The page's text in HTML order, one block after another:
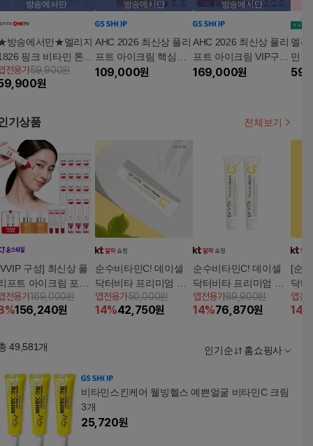
방송에서만
방송에서만★멜리지
핑크 비타민 톤업
크림 광폭발패키지
* 5 + 앰플미스트
전용가59,900원
원
방송에서만
AHC 2026 최신상 풀리
프트 아이크림 핵심구
성 (비타민 앰플 2개)
109,000원
방송에서만
AHC 2026 최신상 풀리
프트 아이크림 VIP구성
(비타민앰플2통)
169,000원
멜리
민
키지
기상품 전체보기
구성] 최신상 풀
프트 아이크림 포페
스 대 15통+중3통
리뉴 비타민앰플 2개
전용가169,000원
%156,240원
순수비타민C! 데이셀
닥터비타 프리미엄 비
타민C 크림 30ml 단품
앱전용가50,000원
14%42,750원
순수비타민C! 데이셀
닥터비타 프리미엄 비
타민C 크림 30ml × 2개
앱전용가89,900원
14%76,870원
[순
닥터
이트
앱전
14
49,581개 인기순 홈쇼핑사
비타민스킨케어 웰빙헬스 예쁜얼굴 비타민C 크림
3개
25,720원